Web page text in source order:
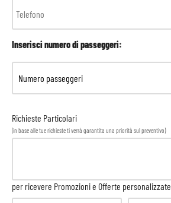
Inserisci numero di passeggeri:
Richieste Particolari
(in base alle tue richieste ti verrà garantita una priorità sul preventivo)
per ricevere Promozioni e Offerte personalizzate